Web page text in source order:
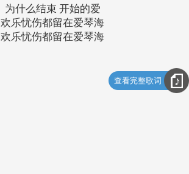
为什么结束 开始的爱
欢乐忧伤都留在爱琴海
欢乐忧伤都留在爱琴海
查看完整歌词